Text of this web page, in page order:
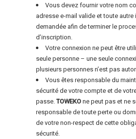
Vous devez fournir votre nom
adresse e-mail valide et toute
demandée afin de terminer le
d’inscription.
Votre connexion ne peut être
seule personne – une seule
plusieurs personnes n’est pas
Vous êtes responsable du
sécurité de votre compte et de
passe.TOWEKOne peut pas et ne
responsable de toute perte ou
de votre non-respect de cette
sécurité.